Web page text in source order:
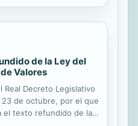
de la Ley del
Valores
Real Decreto Legislativo
de octubre, por el que
el texto refundido de la